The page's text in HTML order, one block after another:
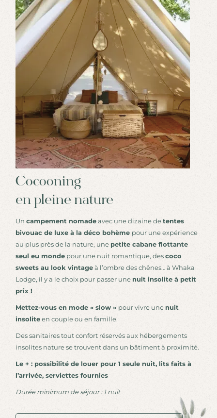
Cocooning
en pleine nature
Un campement nomadeavec une dizaine detentes
bivouac de luxe à la déco bohème pour une expérience
au plus près de la nature, une petite cabane flottante
seul eu mondepour une nuit romantique, descoco
sweets au look vintageà l’ombre des chênes… à Whaka
Lodge, il y a le choix pour passer une nuit insolite à petit
prix !
Mettez-vous en mode « slow » pour vivre une nuit
insoliteen couple ou en famille.
Des sanitaires tout confort réservés aux hébergements
insolites nature se trouvent dans un bâtiment à proximité.
Le + : possibilité de louer pour 1 seule nuit, lits faits à
l’arrivée, serviettes fournies
Durée minimum de séjour : 1 nuit